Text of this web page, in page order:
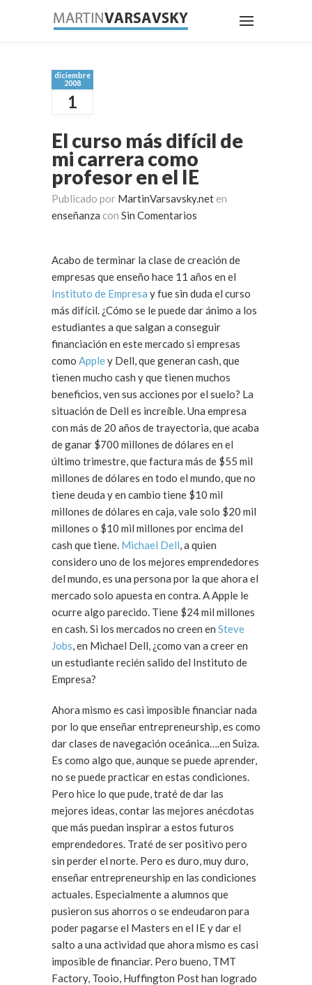
diciembre
2008
1
El curso más difícil de
mi carrera como
profesor en el IE
Publicado por MartinVarsavsky.net en
enseñanza con Sin Comentarios
Acabo de terminar la clase de creación de
empresas que enseño hace 11 años en el
Instituto de Empresa y fue sin duda el curso
más difícil. ¿Cómo se le puede dar ánimo a los
estudiantes a que salgan a conseguir
financiación en este mercado si empresas
como Appley Dell, que generan cash, que
tienen mucho cash y que tienen muchos
beneficios, ven sus acciones por el suelo? La
situación de Dell es increíble. Una empresa
con más de 20 años de trayectoria, que acaba
de ganar $700 millones de dólares en el
último trimestre, que factura más de $55 mil
millones de dólares en todo el mundo, que no
tiene deuda y en cambio tiene $10 mil
millones de dólares en caja, vale solo $20 mil
millones o $10 mil millones por encima del
cash que tiene. Michael Dell, a quien
considero uno de los mejores emprendedores
del mundo, es una persona por la que ahora el
mercado solo apuesta en contra. A Apple le
ocurre algo parecido. Tiene $24 mil millones
en cash. Si los mercados no creen en Steve
Jobs, en Michael Dell, ¿como van a creer en
un estudiante recién salido del Instituto de
Empresa?
Ahora mismo es casi imposible financiar nada
por lo que enseñar entrepreneurship, es como
dar clases de navegación oceánica….en Suiza.
Es como algo que, aunque se puede aprender,
no se puede practicar en estas condiciones.
Pero hice lo que pude, traté de dar las
mejores ideas, contar las mejores anécdotas
que más puedan inspirar a estos futuros
emprendedores. Traté de ser positivo pero
sin perder el norte. Pero es duro, muy duro,
enseñar entrepreneurship en las condiciones
actuales. Especialmente a alumnos que
pusieron sus ahorros o se endeudaron para
poder pagarse el Masters en el IE y dar el
salto a una actividad que ahora mismo es casi
imposible de financiar. Pero bueno, TMT
Factory, Tooio, Huffington Post han logrado